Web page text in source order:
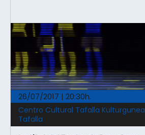
26/07/2017 | 20:30h.
Centro Cultural Tafalla Kulturgunea
Tafalla